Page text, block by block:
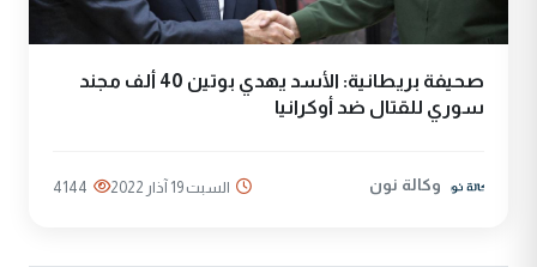
صحيفة بريطانية: الأسد يهدي بوتين 40 ألف مجند
سوري للقتال ضد أوكرانيا
وكالة نون السبت 19 آذار 2022 4144